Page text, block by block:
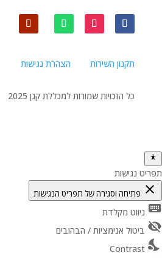
תקנון השירות הצהרת נגישות
כל הזכויות שמורות למכללת קגן 2025
תפריט נגישות
close פתיחה וסגירה של תפריט הנגישות
keyboard ניווט מקלדת
visibility_off ביטול אנימציות / הבהובים
nights_stay
Contrast